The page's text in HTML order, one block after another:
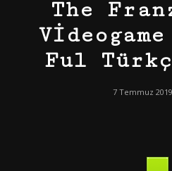
The
Ful
7 Temmuz 2019